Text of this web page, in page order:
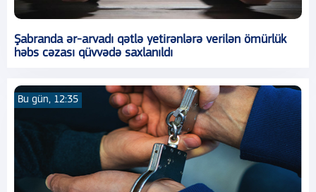
Şabranda ər-arvadı qətlə yetirənlərə verilən ömürlük
həbs cəzası qüvvədə saxlanıldı
Bu gün, 12:35